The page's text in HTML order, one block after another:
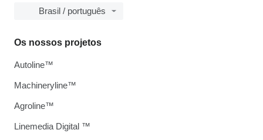
Brasil / português
Os nossos projetos
Autoline™
Machineryline™
Agroline™
Linemedia Digital ™